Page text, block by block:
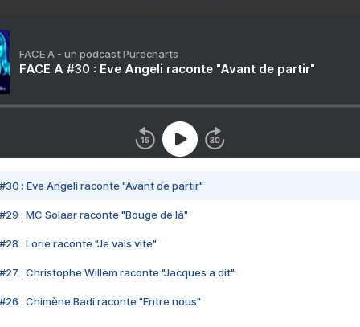
FACE A - un podcast Purecharts
FACE A #30 : Eve Angeli raconte "Avant de partir"
#30 : Eve Angeli raconte "Avant de partir"
#29 : MC Solaar raconte "Bouge de là"
#28 : Lorie raconte "Je vais vite"
#27 : Christophe Willem raconte "Jacques a dit"
#26 : Chimène Badi raconte "Entre nous"